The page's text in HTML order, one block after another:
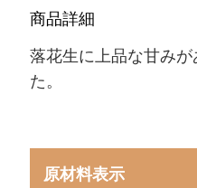
商品詳細
落花生に上品な甘み
た。
原材料表示